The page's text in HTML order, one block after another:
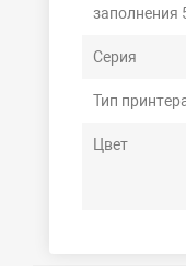
заполнения
Серия
Тип
Цвет